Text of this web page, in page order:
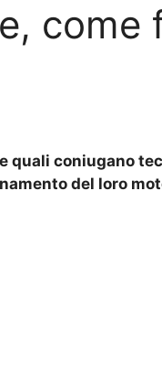
come
quali coniugano
del loro